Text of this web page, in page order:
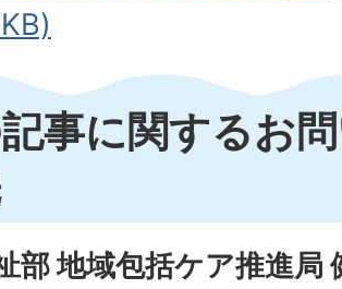
事に関するお
部 地域包括ケア推進局